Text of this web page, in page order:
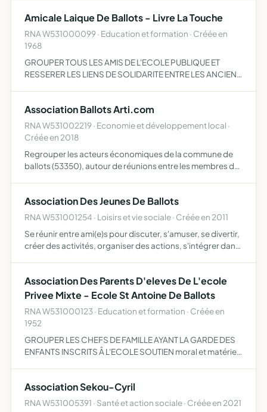
Amicale Laique De Ballots - Livre La Touche
RNA W531000099 · Education et formation · Créée en
1968
GROUPER TOUS LES AMIS DE L'ECOLE PUBLIQUE ET
RESSERER LES LIENS DE SOLIDARITE ENTRE LES ANCIENS
Association Ballots Arti.com
RNA W531002219 · Economie et développement local ·
Créée en 2018
Regrouper les acteurs économiques de la commune de
ballots (53350), autour de réunions entre les membres de
not…
Association Des Jeunes De Ballots
RNA W531001254 · Loisirs et vie sociale · Créée en 2011
Se réunir entre ami(e)s pour discuter, s'amuser, se divertir,
créer des activités, organiser des actions, s'intégrer dans
Association Des Parents D'eleves De L'ecole
Privee Mixte - Ecole St Antoine De Ballots
RNA W531000123 · Education et formation · Créée en
1952
GROUPER LES CHEFS DE FAMILLE AYANT LA GARDE DES
ENFANTS INSCRITS Â L'ECOLE SOUTIEN moral et matériel
Association Sekou-Cyril
RNA W531005391 · Santé et action sociale · Créée en 2021